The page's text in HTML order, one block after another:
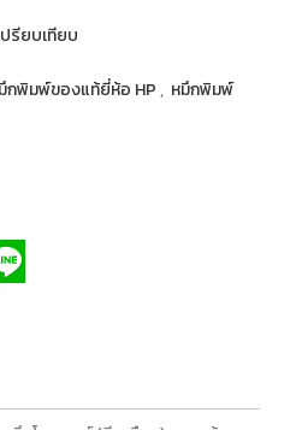
ปรียบเทียบ
กพิมพ์ของแท้ยี่ห้อ HP , หมึกพิมพ์